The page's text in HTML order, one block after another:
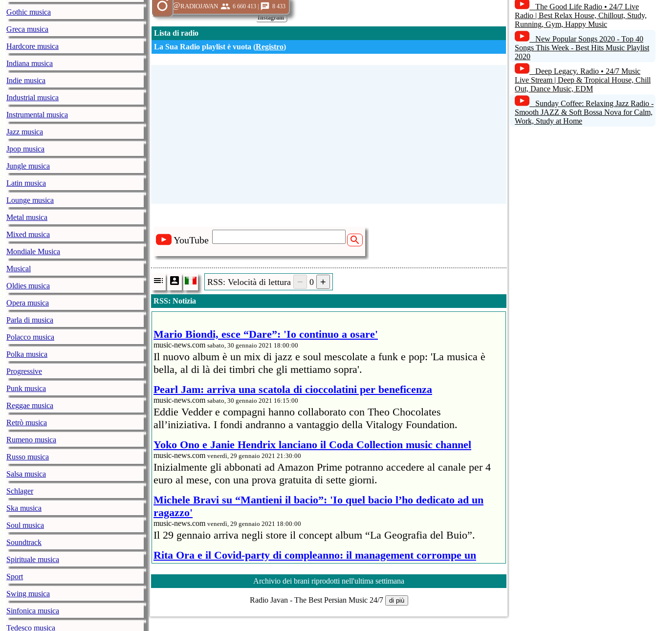
Gothic musica
Greca musica
Hardcore musica
Indiana musica
Indie musica
Industrial musica
Instrumental musica
Jazz musica
Jpop musica
Jungle musica
Latin musica
Lounge musica
Metal musica
Mixed musica
Mondiale Musica
Musical
Oldies musica
Opera musica
Parla di musica
Polacco musica
Polka musica
Progressive
Punk musica
Reggae musica
Retrò musica
Rumeno musica
Russo musica
Salsa musica
Schlager
Ska musica
Soul musica
Soundtrack
Spirituale musica
Sport
Swing musica
Sinfonica musica
Tedesco musica
Instagram
@radiojavan 6 660 413 | 8 433
Lista di radio
La Sua Radio playlist è vuota (Registro)
YouTube
RSS: Velocità di lettura 0
RSS: Notizia
Mario Biondi, esce “Dare”: 'Io continuo a osare'
music-news.com sabato, 30 gennaio 2021 18:00:00
Il nuovo album è un mix di jazz e soul mescolate a funk e pop: 'La musica è
bella, al di là dei timbri che gli mettiamo sopra'.
Pearl Jam: arriva una scatola di cioccolatini per beneficenza
music-news.com sabato, 30 gennaio 2021 16:15:00
Eddie Vedder e compagni hanno collaborato con Theo Chocolates
all’iniziativa. I fondi andranno a vantaggio della Vitalogy Foundation.
Yoko Ono e Janie Hendrix lanciano il Coda Collection music channel
music-news.com venerdì, 29 gennaio 2021 21:30:00
Inizialmente gli abbonati ad Amazon Prime potranno accedere al canale per 4
euro al mese, con una prova gratuita di sette giorni.
Michele Bravi su “Mantieni il bacio”: 'Io quel bacio l’ho dedicato ad un
ragazzo'
music-news.com venerdì, 29 gennaio 2021 18:00:00
Il 29 gennaio arriva negli store il concept album “La Geografia del Buio”.
Rita Ora e il Covid-party di compleanno: il management corrompe un
ristoratore
venerdì, 29 gennaio 2021 18:00:00
Un rappresentante della cantante britannica ha passato 7mila dollari (circa
6mila euro) al proprietario di un ristorante per infrangere il protocollo anti
Covid.
Archivio dei brani riprodotti nell'ultima settimana
Radio Javan - The Best Persian Music 24/7 di più
The Good Life Radio • 24/7 Live
Radio | Best Relax House, Chillout, Study,
Running, Gym, Happy Music
New Popular Songs 2020 - Top 40
Songs This Week - Best Hits Music Playlist
2020
Deep Legacy. Radio • 24/7 Music
Live Stream | Deep & Tropical House, Chill
Out, Dance Music, EDM
Sunday Coffee: Relaxing Jazz Radio -
Smooth JAZZ & Soft Bossa Nova for Calm,
Work, Study at Home